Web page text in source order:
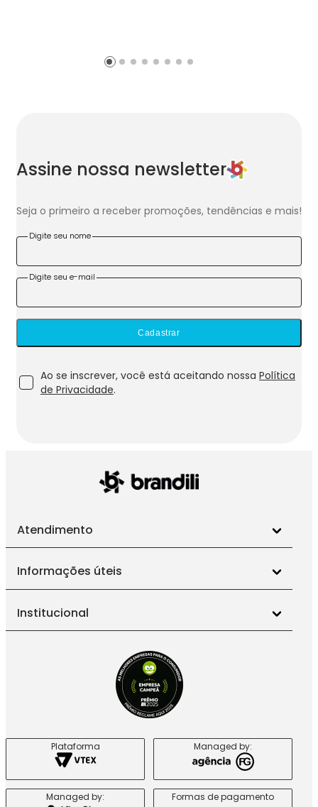
Assine nossa newsletter
Seja o primeiro a receber promoções, tendências e mais!
Digite seu nome
Digite seu e-mail
Cadastrar
Ao se inscrever, você está aceitando nossa Política
de Privacidade.
Atendimento
Informações úteis
Institucional
Plataforma Managed by:
Managed by: Formas de pagamento